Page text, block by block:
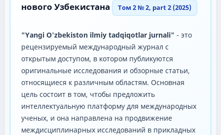
нового Узбекистана
Том 2 № 2, part 2 (2025)
"Yangi O'zbekiston ilmiy tadqiqotlar jurnali" - это
рецензируемый международный журнал с
открытым доступом, в котором публикуются
оригинальные исследования и обзорные статьи,
относящиеся к различным областям. Основная
цель состоит в том, чтобы предложить
интеллектуальную платформу для международных
ученых, и она направлена ​​на продвижение
междисциплинарных исследований в прикладных